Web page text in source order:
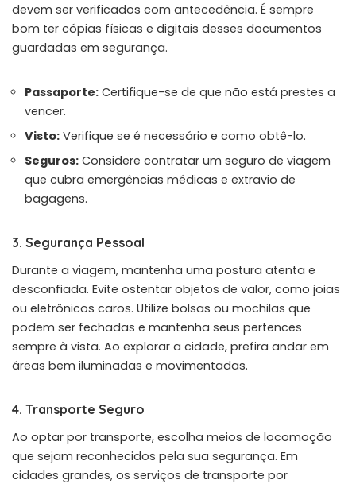
devem ser verificados com antecedência. É sempre
bom ter cópias físicas e digitais desses documentos
guardadas em segurança.
Passaporte: Certifique-se de que não está prestes a
vencer.
Visto: Verifique se é necessário e como obtê-lo.
Seguros: Considere contratar um seguro de viagem
que cubra emergências médicas e extravio de
bagagens.
3. Segurança Pessoal
Durante a viagem, mantenha uma postura atenta e
desconfiada. Evite ostentar objetos de valor, como joias
ou eletrônicos caros. Utilize bolsas ou mochilas que
podem ser fechadas e mantenha seus pertences
sempre à vista. Ao explorar a cidade, prefira andar em
áreas bem iluminadas e movimentadas.
4. Transporte Seguro
Ao optar por transporte, escolha meios de locomoção
que sejam reconhecidos pela sua segurança. Em
cidades grandes, os serviços de transporte por